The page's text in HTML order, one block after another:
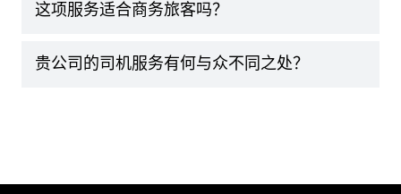
这项服务适合商务旅客吗？
贵公司的司机服务有何与众不同之处？